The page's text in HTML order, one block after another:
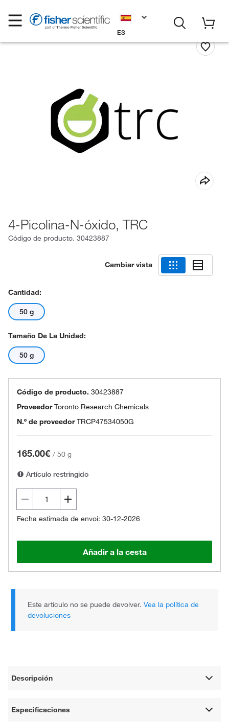
ES
4-Picolina-N-óxido, TRC
Código de producto. 30423887
Cambiar vista
Cantidad:
50 g
Tamaño De La Unidad:
50 g
Código de producto. 30423887
ProveedorToronto Research Chemicals
N.º de proveedor TRCP47534050G
165.00€ / 50 g
Artículo restringido
Fecha estimada de envoi: 30-12-2026
Añadir a la cesta
Este artículo no se puede devolver.Vea la política de
devoluciones
Descripción
Especificaciones